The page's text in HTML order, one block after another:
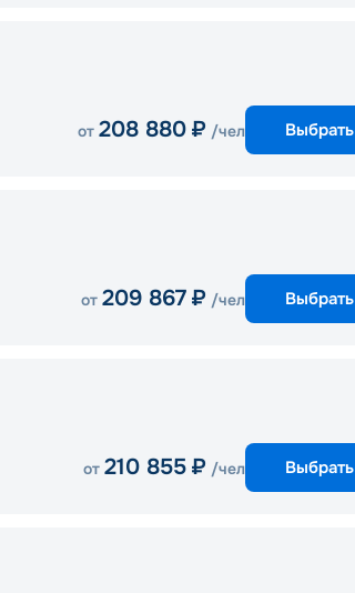
от 208 880 ₽ /чел Выбрать
от 209 867 ₽ /чел Выбрать
от 210 855 ₽ /чел Выбрать